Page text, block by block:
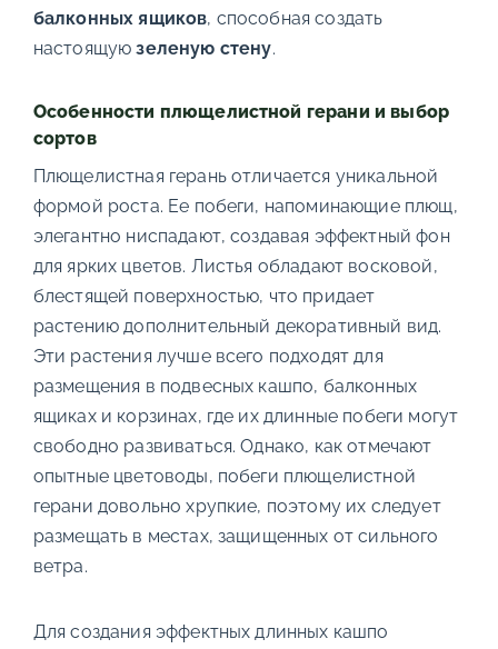
балконных ящиков, способная создать
настоящуюзеленую стену.
Особенности плющелистной герани и выбор
сортов
Плющелистная герань отличается уникальной
формой роста. Ее побеги, напоминающие плющ,
элегантно ниспадают, создавая эффектный фон
для ярких цветов. Листья обладают восковой,
блестящей поверхностью, что придает
растению дополнительный декоративный вид.
Эти растения лучше всего подходят для
размещения в подвесных кашпо, балконных
ящиках и корзинах, где их длинные побеги могут
свободно развиваться. Однако, как отмечают
опытные цветоводы, побеги плющелистной
герани довольно хрупкие, поэтому их следует
размещать в местах, защищенных от сильного
ветра.
Для создания эффектных длинных кашпо